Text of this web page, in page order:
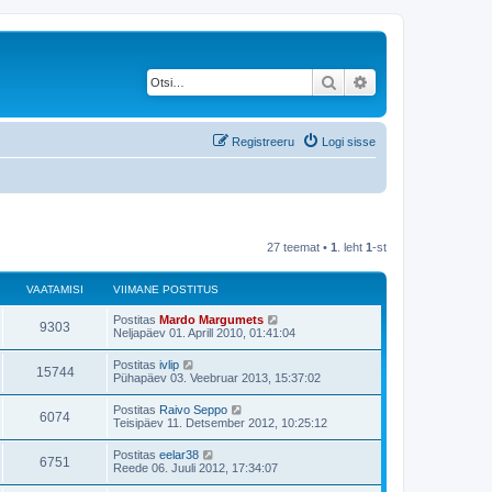
Otsi
Logi sisse
Registreeru
27 teemat • 1 . leht 1-st
VAATAMISI VIIMANE POSTITUS
9303
a
a
V
m
a
n
e
p
o
s
t
t
u
Postitas Mardo Margumets
Neljapäev 01. Aprill 2010, 01:41:04
15744V
a
a
V
m
a
n
e
p
o
s
Postitas ivlip
Pühapäev 03. Veebruar 2013, 15:37:02
6074V
a
V
i
m
a
n
e
Postitas Raivo Seppo
Teisipäev 11. Detsember 2012, 10:25:12
6751
V
Postitas eelar38
Reede 06. Juuli 2012, 17:34:07